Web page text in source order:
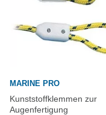
MARINE PRO
Kunststoffklemmen zur
Augenfertigung